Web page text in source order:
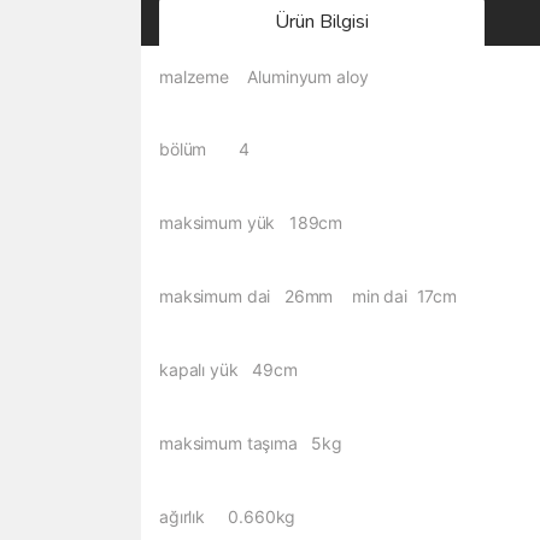
Ürün Bilgisi
malzeme Aluminyum aloy
bölüm 4
maksimum yük 189cm
maksimum dai 26mm min dai 17cm
kapalı yük 49cm
maksimum taşıma 5kg
ağırlık 0.660kg